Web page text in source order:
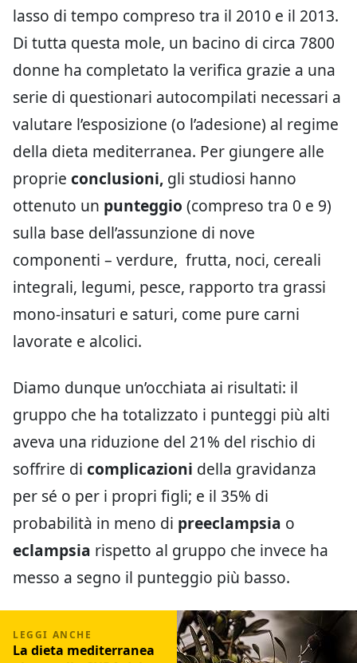
lasso di tempo compreso tra il 2010 e il 2013.
Di tutta questa mole, un bacino di circa 7800
donne ha completato la verifica grazie a una
serie di questionari autocompilati necessari a
valutare l’esposizione (o l’adesione) al regime
della dieta mediterranea. Per giungere alle
proprie conclusioni, gli studiosi hanno
ottenuto un punteggio (compreso tra 0 e 9)
sulla base dell’assunzione di nove
componenti – verdure, frutta, noci, cereali
integrali, legumi, pesce, rapporto tra grassi
mono-insaturi e saturi, come pure carni
lavorate e alcolici.
Diamo dunque un’occhiata ai risultati: il
gruppo che ha totalizzato i punteggi più alti
aveva una riduzione del 21% del rischio di
soffrire di complicazioni della gravidanza
per sé o per i propri figli; e il 35% di
probabilità in meno di preeclampsia o
eclampsia rispetto al gruppo che invece ha
messo a segno il punteggio più basso.
La dieta mediterranea